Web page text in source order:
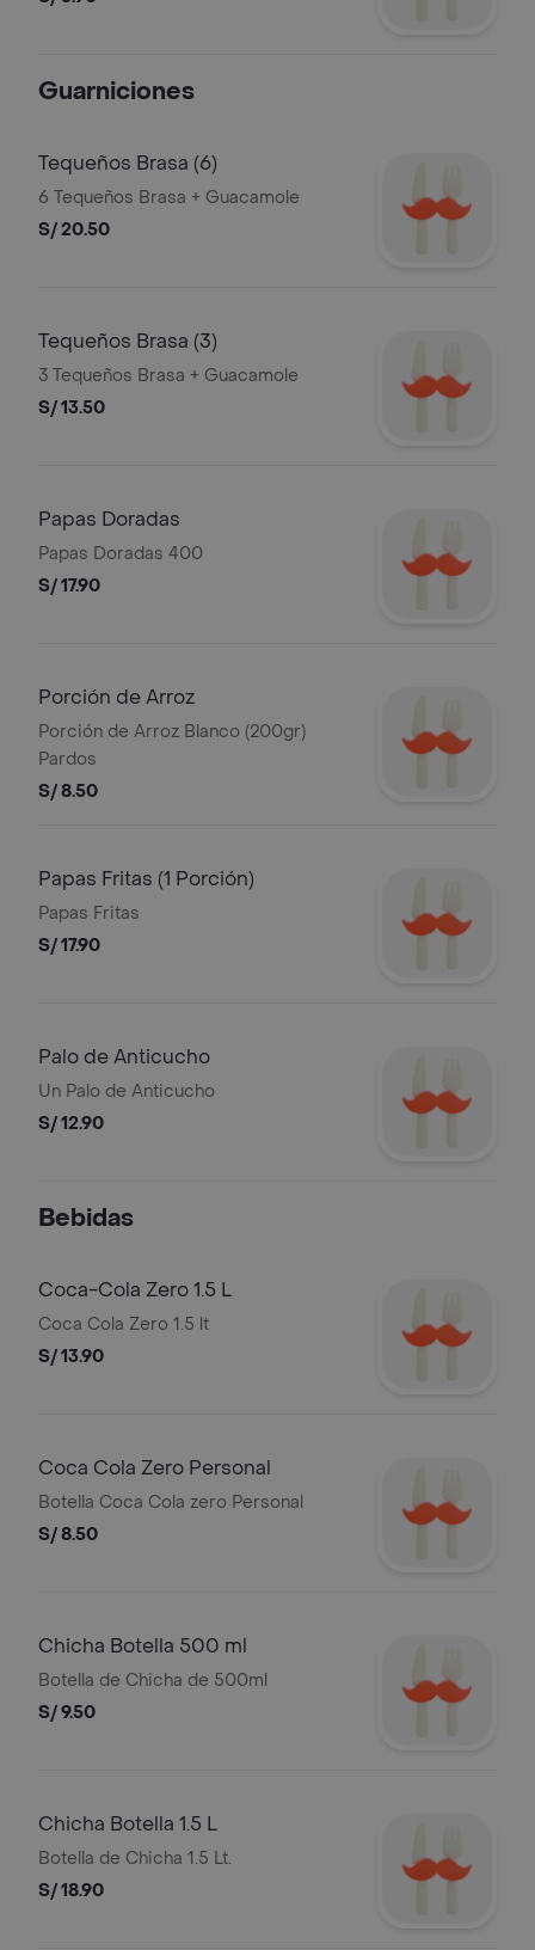
Guarniciones
Tequeños Brasa (6)
6 Tequeños Brasa + Guacamole
S/ 20.50
Tequeños Brasa (3)
3 Tequeños Brasa + Guacamole
S/ 13.50
Papas Doradas
Papas Doradas 400
S/ 17.90
Porción de Arroz
Porción de Arroz Blanco (200gr)
Pardos
S/ 8.50
Papas Fritas (1 Porción)
Papas Fritas
S/ 17.90
Palo de Anticucho
Un Palo de Anticucho
S/ 12.90
Bebidas
Coca-Cola Zero 1.5 L
Coca Cola Zero 1.5 lt
S/ 13.90
Coca Cola Zero Personal
Botella Coca Cola zero Personal
S/ 8.50
Chicha Botella 500 ml
Botella de Chicha de 500ml
S/ 9.50
Chicha Botella 1.5 L
Botella de Chicha 1.5 Lt.
S/ 18.90